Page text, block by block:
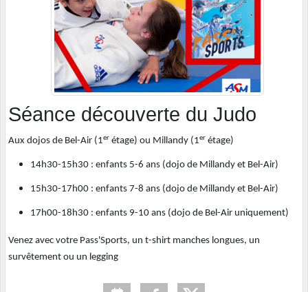
Séance découverte du Judo
Aux dojos de Bel-Air (1er étage) ou Millandy (1er étage)
14h30-15h30 : enfants 5-6 ans (dojo de Millandy et Bel-Air)
15h30-17h00 : enfants 7-8 ans (dojo de Millandy et Bel-Air)
17h00-18h30 : enfants 9-10 ans (dojo de Bel-Air uniquement)
Venez avec votre Pass'Sports, un t-shirt manches longues, un
survêtement ou un legging